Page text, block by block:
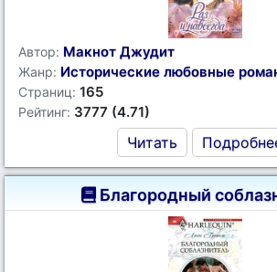
Автор: Макнот Джудит
Жанр: Исторические любовные
Страниц: 165
Рейтинг: 3777 (4.71)
Читать
Благородный